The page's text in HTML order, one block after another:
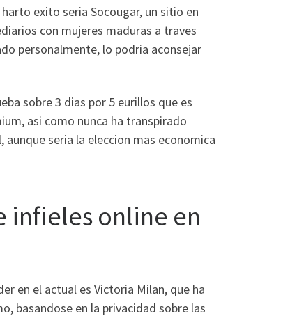
exito seria Socougar, un sitio en
con mujeres maduras a traves
personalmente, lo podria aconsejar
sobre 3 dias por 5 eurillos que es
asi­ como nunca ha transpirado
aunque seri­a la eleccion mas economica
infieles online en
en el actual es Victoria Milan, que ha
basandose en la privacidad sobre las